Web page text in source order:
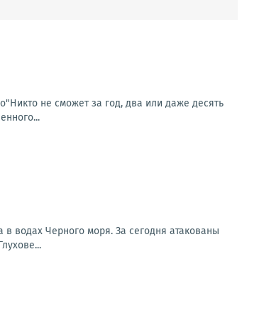
не сможет за год, два или даже десять
водах Черного моря. За сегодня атакованы